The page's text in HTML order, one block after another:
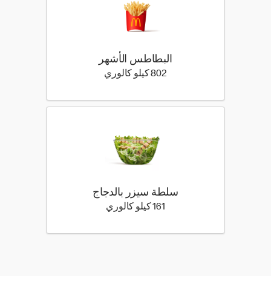
البطاطس الأشهر
802 كيلو كالوري 802 كيلو سعرة حرارية
سلطة سيزر بالدجاج
161 كيلو كالوري 161 كيلو سعرة حرارية